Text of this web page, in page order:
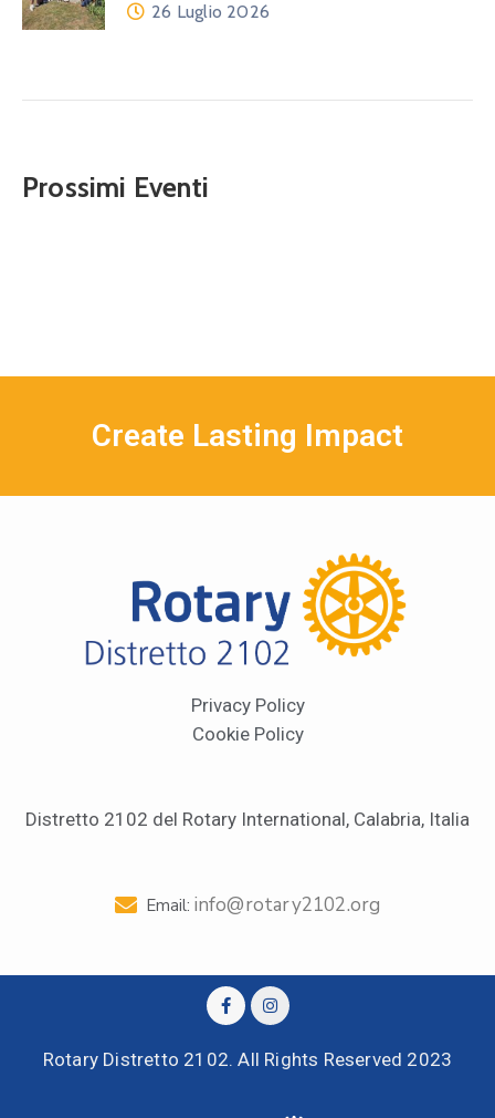
26 Luglio 2026
Prossimi Eventi
Create Lasting Impact
Privacy Policy
Cookie Policy
Distretto 2102 del Rotary International, Calabria, Italia
Email: info@rotary2102.org
Rotary Distretto 2102. All Rights Reserved 2023